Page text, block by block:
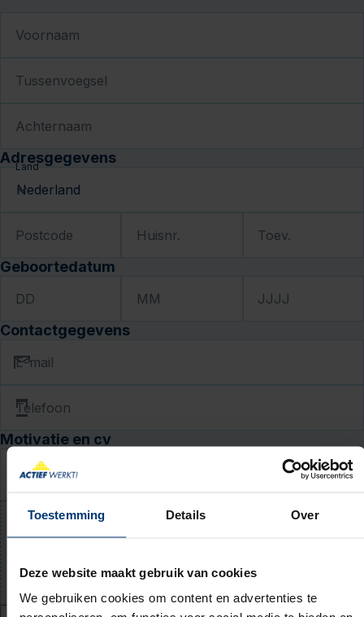
Toestemming Details Over
Deze website maakt gebruik van cookies
We gebruiken cookies om content en advertenties te
Voornaam
Tussenvoegsel
Achternaam
Adresgegevens
Land
Postcode Huisnr. Toev.
Geboortedatum
DD MM JJJJ
Contactgegevens
E-mail
Telefoon
Motivatie en cv
Waarom past deze baan bij jou? (niet verplicht)
Upload jouw cv (niet verplicht)
Ik geef Actief Werkt! toestemming om mijn persoonsgegevens te